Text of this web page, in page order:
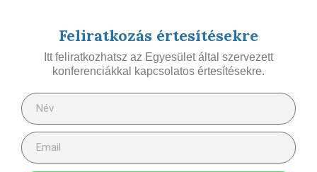
Feliratkozás értesítésekre
Itt feliratkozhatsz az Egyesület által szervezett
konferenciákkal kapcsolatos értesítésekre.